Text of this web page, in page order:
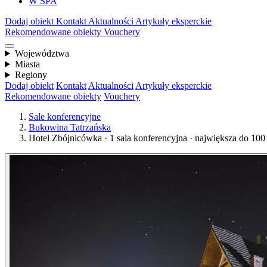
Dodaj obiekt Kontakt Aktualności Artykuły eksperckie
Rekomendowane obiekty Vouchery
Województwa
Miasta
Regiony
Dodaj obiekt Kontakt Aktualności Artykuły eksperckie
Rekomendowane obiekty Vouchery
Sale konferencyjne
Bukowina Tatrzańska
Hotel Zbójnicówka · 1 sala konferencyjna · największa do 100